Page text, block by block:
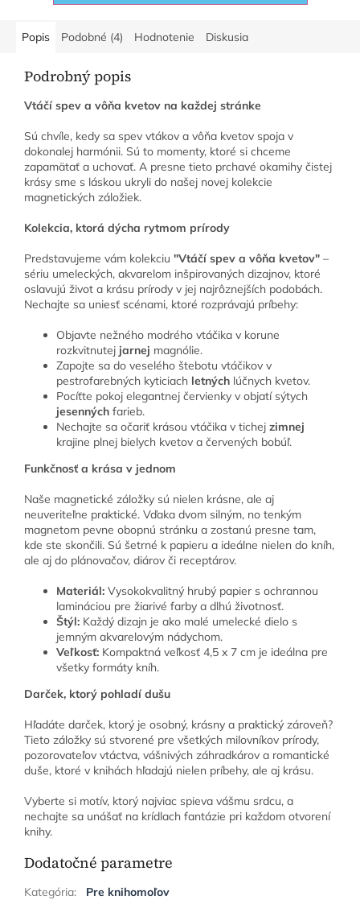
Popis Podobné (4) Hodnotenie Diskusia
Podrobný popis
Vtáčí spev a vôňa kvetov na každej stránke
Sú chvíle, kedy sa spev vtákov a vôňa kvetov spoja v
dokonalej harmónii. Sú to momenty, ktoré si chceme
zapamätať a uchovať. A presne tieto prchavé okamihy čistej
krásy sme s láskou ukryli do našej novej kolekcie
magnetických záložiek.
Kolekcia, ktorá dýcha rytmom prírody
Predstavujeme vám kolekciu "Vtáčí spev a vôňa kvetov" –
sériu umeleckých, akvarelom inšpirovaných dizajnov, ktoré
oslavujú život a krásu prírody v jej najrôznejších podobách.
Nechajte sa uniesť scénami, ktoré rozprávajú príbehy:
Objavte nežného modrého vtáčika v korune
rozkvitnutej jarnej magnólie.
Zapojte sa do veselého štebotu vtáčikov v
pestrofarebných kyticiach letných lúčnych kvetov.
Pocíťte pokoj elegantnej červienky v objatí sýtych
jesenných farieb.
Nechajte sa očariť krásou vtáčika v tichej zimnej
krajine plnej bielych kvetov a červených bobúľ.
Funkčnosť a krása v jednom
Naše magnetické záložky sú nielen krásne, ale aj
neuveriteľne praktické. Vďaka dvom silným, no tenkým
magnetom pevne obopnú stránku a zostanú presne tam,
kde ste skončili. Sú šetrné k papieru a ideálne nielen do kníh,
ale aj do plánovačov, diárov či receptárov.
Materiál: Vysokokvalitný hrubý papier s ochrannou
lamináciou pre žiarivé farby a dlhú životnosť.
Štýl: Každý dizajn je ako malé umelecké dielo s
jemným akvarelovým nádychom.
Veľkosť: Kompaktná veľkosť 4,5 x 7 cm je ideálna pre
všetky formáty kníh.
Darček, ktorý pohladí dušu
Hľadáte darček, ktorý je osobný, krásny a praktický zároveň?
Tieto záložky sú stvorené pre všetkých milovníkov prírody,
pozorovateľov vtáctva, vášnivých záhradkárov a romantické
duše, ktoré v knihách hľadajú nielen príbehy, ale aj krásu.
Vyberte si motív, ktorý najviac spieva vášmu srdcu, a
nechajte sa unášať na krídlach fantázie pri každom otvorení
knihy.
Dodatočné parametre
Kategória: Pre knihomoľov